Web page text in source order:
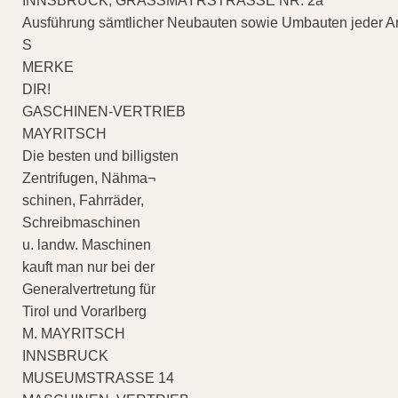
Ausführung sämtlicher Neubauten sowie Umbauten jeder
S
MERKE
DIR!
GASCHINEN-VERTRIEB
MAYRITSCH
Die besten und billigsten
Zentrifugen, Nähma¬
schinen, Fahrräder,
Schreibmaschinen
u. landw. Maschinen
kauft man nur bei der
Generalvertretung für
Tirol und Vorarlberg
M. MAYRITSCH
INNSBRUCK
MUSEUMSTRASSE 14